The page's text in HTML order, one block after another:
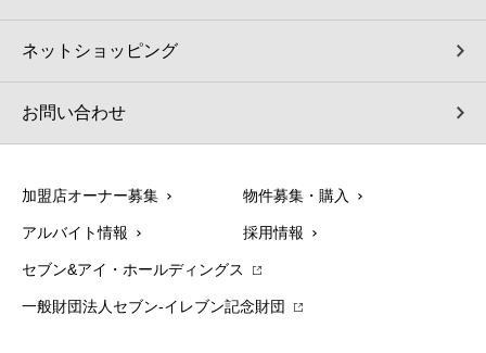
ネットショッピング
お問い合わせ
加盟店オーナー募集 物件募集・購入
アルバイト情報 採用情報
セブン&アイ・ホールディングス
一般財団法人セブン-イレブン記念財団